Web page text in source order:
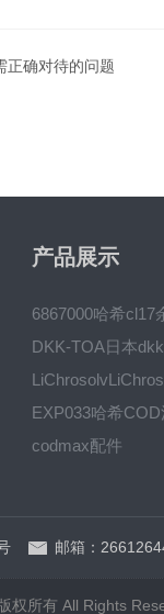
正确对待的问题
产品展示
codmax配件
邮箱：
权所有 All Rights